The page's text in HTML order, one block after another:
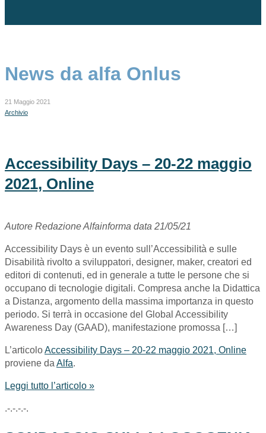
News da alfa Onlus
21 Maggio 2021
Archivio
Accessibility Days – 20-22 maggio
2021, Online
Autore Redazione Alfainforma data 21/05/21
Accessibility Days è un evento sull’Accessibilità e sulle
Disabilità rivolto a sviluppatori, designer, maker, creatori ed
editori di contenuti, ed in generale a tutte le persone che si
occupano di tecnologie digitali. Compresa anche la Didattica
a Distanza, argomento della massima importanza in questo
periodo. Si terrà in occasione del Global Accessibility
Awareness Day (GAAD), manifestazione promossa […]
L’articoloAccessibility Days – 20-22 maggio 2021, Online
proviene da Alfa.
Leggi tutto l’articolo »
.-.-.-.-.